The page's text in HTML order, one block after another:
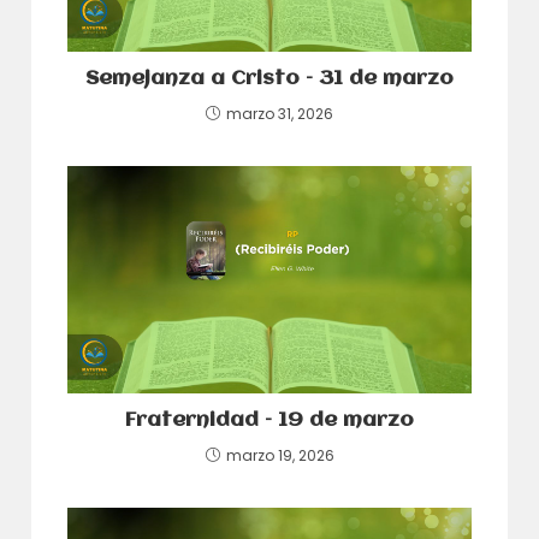
Semejanza a Cristo – 31 de marzo
marzo 31, 2026
Fraternidad – 19 de marzo
marzo 19, 2026